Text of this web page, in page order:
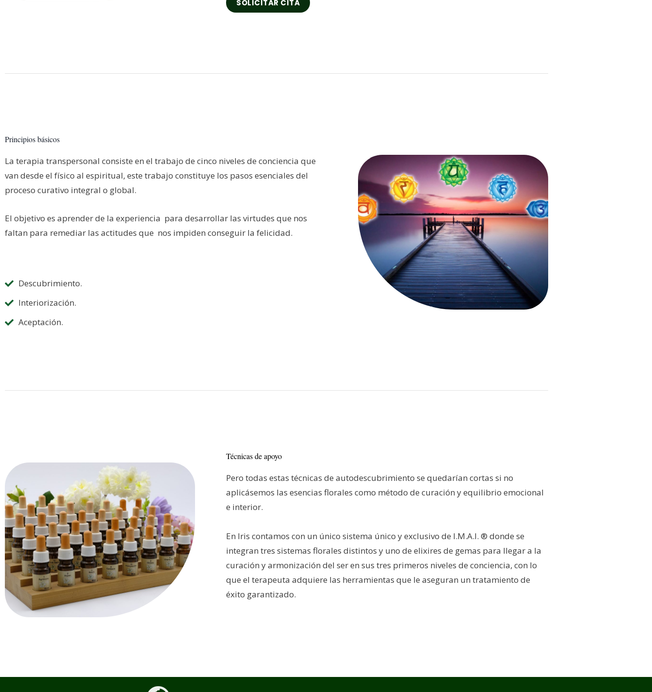
SOLICITAR CITA
Principios básicos
La terapia transpersonal consiste en el trabajo de cinco niveles de conciencia que
van desde el físico al espiritual, este trabajo constituye los pasos esenciales del
proceso curativo integral o global.
El objetivo es aprender de la experiencia para desarrollar las virtudes que nos
faltan para remediar las actitudes que nos impiden conseguir la felicidad.
Descubrimiento.
Interiorización.
Aceptación.
Técnicas de apoyo
Pero todas estas técnicas de autodescubrimiento se quedarían cortas si no
aplicásemos las esencias florales como método de curación y equilibrio emocional
e interior.
En Iris contamos con un único sistema único y exclusivo de I.M.A.I. ® donde se
integran tres sistemas florales distintos y uno de elixires de gemas para llegar a la
curación y armonización del ser en sus tres primeros niveles de conciencia, con lo
que el terapeuta adquiere las herramientas que le aseguran un tratamiento de
éxito garantizado.